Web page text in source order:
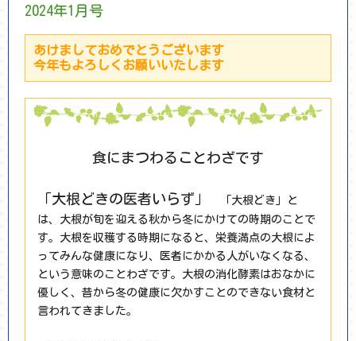
2024年1月号
あけましておめでとうございます
今年もよろしくお願いいたします
食にまつわることわざです
「大根どきの医者いらず」
「大根どき」と
は、大根が旬を迎える秋から冬にかけての時期のことで
す。大根を収穫する時期になると、栄養満点の大根によ
ってみんな健康になり、医者にかかる人がいなくなる、
という意味のことわざです。大根の消化酵素はおなかに
優しく、昔から冬の健康に欠かすことのできない食材と
言われてきました。